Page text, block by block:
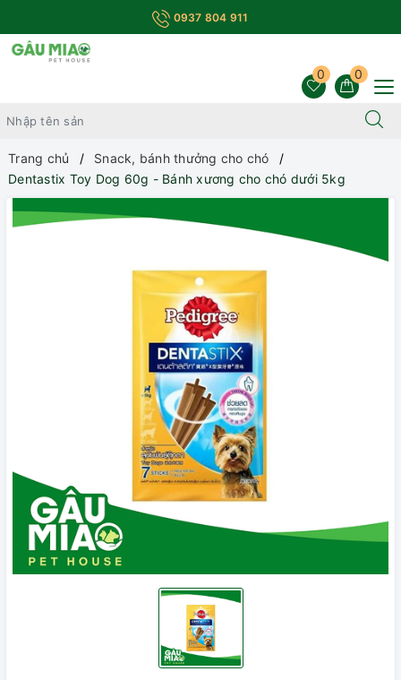
0937 804 911
0
0
Trang chủ
Snack, bánh thưởng cho chó
Dentastix Toy Dog 60g - Bánh xương cho chó dưới 5kg